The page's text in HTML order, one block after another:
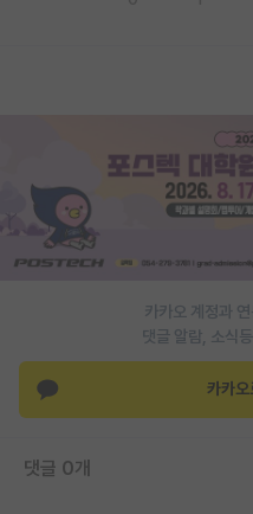
인문사회 계열 게시판
특수/전문대학원 게시판
장학금/장학생 게시판
홍보 게시판
커리어
카카오 계정과
댓글 알람, 소식
카카오
댓글 0개